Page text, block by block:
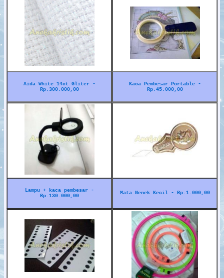
Aida White 14ct Gliter -
Rp.300.000,00
Kaca Pembesar Portable -
Rp.45.000,00
Lampu + kaca pembesar -
Rp.130.000,00
Mata Nenek Kecil - Rp.1.000,00